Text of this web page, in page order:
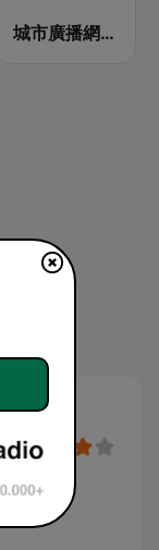
城市廣播網 FM 92.9 城市廣播